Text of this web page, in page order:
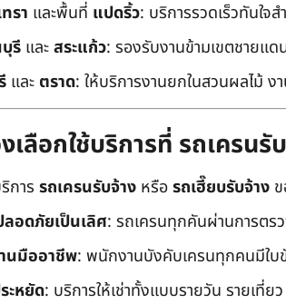
รา และพื้นที่ แปดริ้ว: บริการรวดเร็วทันใจ
รี และสระแก้ว: รองรับงานข้ามเขตชายแ
และ ตราด: ให้บริการงานยกในสวนผลไม้ ง
เลือกใช้บริการที่ รถเครน
การ รถเครนรับจ้าง หรือรถเฮี๊ยบรับจ้าง
อดภัยเป็นเลิศ: รถเครนทุกคันผ่านการตร
นมืออาชีพ: พนักงานบังคับเครนทุกคนมีใ
ะหยัด: บริการให้เช่าทั้งแบบรายวัน รายเที่ย